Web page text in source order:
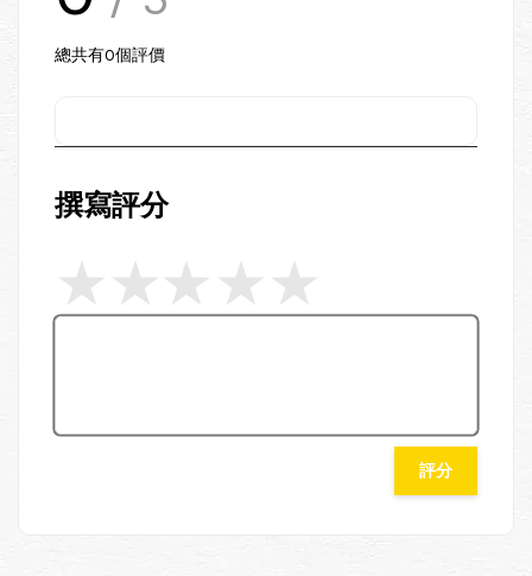
總共有0個評價
撰寫評分
評分